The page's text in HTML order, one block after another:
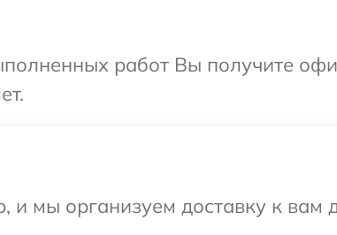
работ Вы получите
мы организуем доставку к вам